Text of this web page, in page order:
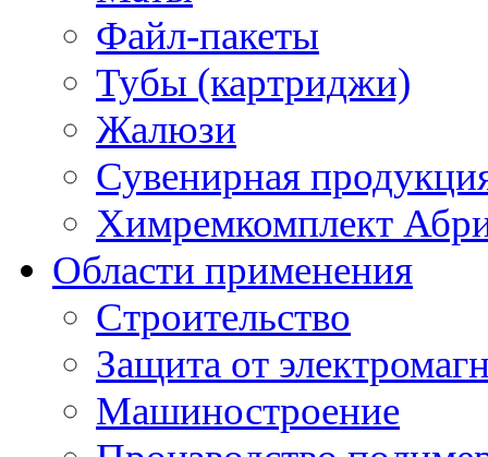
Файл-пакеты
Тубы (картриджи)
Жалюзи
Сувенирная
Химремкомплект
Области применения
Строительство
Защита от
Машиностроение